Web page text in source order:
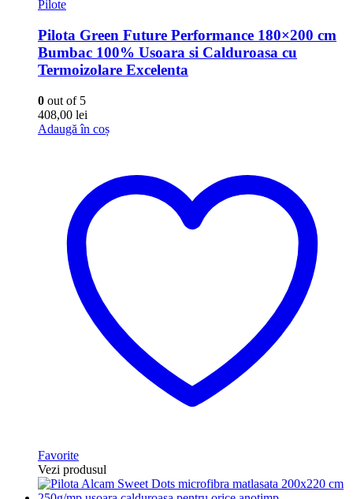
Pilote
Pilota Green Future Performance 180×200 cm
Bumbac 100% Usoara si Calduroasa cu
Termoizolare Excelenta
0 out of 5
408,00 lei
Adaugă în coș
Favorite
Vezi produsul